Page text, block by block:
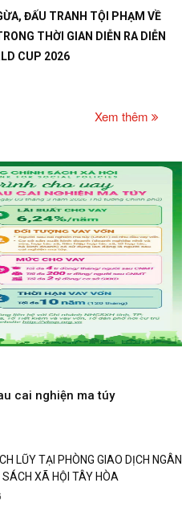
ĐẤU TRANH TỘI PHẠM VỀ
THỜI GIAN DIỄN RA DIỄN
CUP 2026
Xem thêm
cai nghiện ma túy
LŨY TẠI PHÒNG GIAO DỊCH NGÂN
SÁCH XÃ HỘI TÂY HÒA